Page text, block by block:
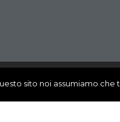
sito noi assumiamo che